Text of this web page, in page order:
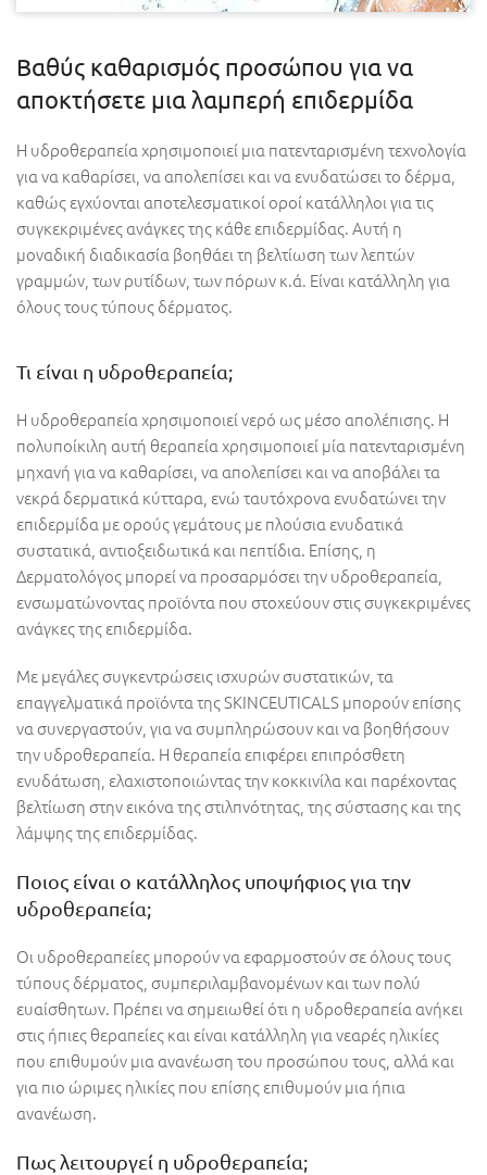
Βαθύς καθαρισμός προσώπου για να
αποκτήσετε μια λαμπερή επιδερμίδα
Η υδροθεραπεία χρησιμοποιεί μια πατενταρισμένη τεχνολογία
για να καθαρίσει, να απολεπίσει και να ενυδατώσει το δέρμα,
καθώς εγχύονται αποτελεσματικοί οροί κατάλληλοι για τις
συγκεκριμένες ανάγκες της κάθε επιδερμίδας. Αυτή η
μοναδική διαδικασία βοηθάει τη βελτίωση των λεπτών
γραμμών, των ρυτίδων, των πόρων κ.ά. Είναι κατάλληλη για
όλους τους τύπους δέρματος.
Τι είναι η υδροθεραπεία;
Η υδροθεραπεία χρησιμοποιεί νερό ως μέσο απολέπισης. Η
πολυποίκιλη αυτή θεραπεία χρησιμοποιεί μία πατενταρισμένη
μηχανή για να καθαρίσει, να απολεπίσει και να αποβάλει τα
νεκρά δερματικά κύτταρα, ενώ ταυτόχρονα ενυδατώνει την
επιδερμίδα με ορούς γεμάτους με πλούσια ενυδατικά
συστατικά, αντιοξειδωτικά και πεπτίδια. Επίσης, η
Δερματολόγος μπορεί να προσαρμόσει την υδροθεραπεία,
ενσωματώνοντας προϊόντα που στοχεύουν στις συγκεκριμένες
ανάγκες της επιδερμίδα.
Με μεγάλες συγκεντρώσεις ισχυρών συστατικών,τα
επαγγελματικά προϊόντα της SKINCEUTICALS μπορούν επίσης
να συνεργαστούν, για να συμπληρώσουν και να βοηθήσουν
την υδροθεραπεία. Η θεραπεία επιφέρει επιπρόσθετη
ενυδάτωση, ελαχιστοποιώντας την κοκκινίλα και παρέχοντας
βελτίωση στην εικόνα της στιλπνότητας, της σύστασης και της
λάμψης της επιδερμίδας.
Ποιος είναι ο κατάλληλος υποψήφιος για την
υδροθεραπεία;
Οι υδροθεραπείες μπορούν να εφαρμοστούν σε όλους τους
τύπους δέρματος, συμπεριλαμβανομένων και των πολύ
ευαίσθητων. Πρέπει να σημειωθεί ότι η υδροθεραπεία ανήκει
στις ήπιες θεραπείες και είναι κατάλληλη για νεαρές ηλικίες
που επιθυμούν μια ανανέωση του προσώπου τους, αλλά και
για πιο ώριμες ηλικίες που επίσης επιθυμούν μια ήπια
ανανέωση.
Πως λειτουργεί η υδροθεραπεία;